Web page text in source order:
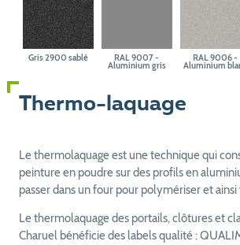
Gris 2900 sablé RAL 9007 -
Aluminium gris
RAL 9006 -
Aluminium
Thermo-laquage
Le thermolaquage est une technique qui
peinture en poudre sur des profils en
passer dans un four pour polymériser et
Le thermolaquage des portails, clôtures et
Charuel bénéficie des labels qualité :